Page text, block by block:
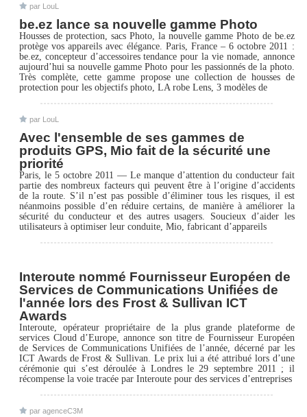
par LouL
be.ez lance sa nouvelle gamme Photo
Housses de protection, sacs Photo, la nouvelle gamme Photo de be.ez
protège vos appareils avec élégance. Paris, France – 6 octobre 2011 :
be.ez, concepteur d’accessoires tendance pour la vie nomade, annonce
aujourd’hui sa nouvelle gamme Photo pour les passionnés de la photo.
Très complète, cette gamme propose une collection de housses de
protection pour les objectifs photo, LA robe Lens, 3 modèles de
par LouL
Avec l'ensemble de ses gammes de
produits GPS, Mio fait de la sécurité une
priorité
Paris, le 5 octobre 2011 — Le manque d’attention du conducteur fait
partie des nombreux facteurs qui peuvent être à l’origine d’accidents
de la route. S’il n’est pas possible d’éliminer tous les risques, il est
néanmoins possible d’en réduire certains, de manière à améliorer la
sécurité du conducteur et des autres usagers. Soucieux d’aider les
utilisateurs à optimiser leur conduite, Mio, fabricant d’appareils
Interoute nommé Fournisseur Européen de
Services de Communications Unifiées de
l'année lors des Frost & Sullivan ICT
Awards
Interoute, opérateur propriétaire de la plus grande plateforme de
services Cloud d’Europe, annonce son titre de Fournisseur Européen
de Services de Communications Unifiées de l’année, décerné par les
ICT Awards de Frost & Sullivan. Le prix lui a été attribué lors d’une
cérémonie qui s’est déroulée à Londres le 29 septembre 2011 ; il
récompense la voie tracée par Interoute pour des services d’entreprises
par agenceC3M